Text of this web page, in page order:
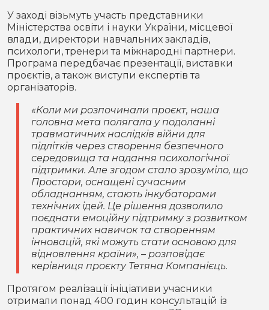
У заході візьмуть участь представники
Міністерства освіти і науки України, місцевої
влади, директори навчальних закладів,
психологи, тренери та міжнародні партнери.
Програма передбачає презентації, виставки
проєктів, а також виступи експертів та
організаторів.
«Коли ми розпочинали проєкт, наша
головна мета полягала у подоланні
травматичних наслідків війни для
підлітків через створення безпечного
середовища та надання психологічної
підтримки. Але згодом стало зрозуміло, що
Простори, оснащені сучасним
обладнанням, стають інкубаторами
технічних ідей. Це рішення дозволило
поєднати емоційну підтримку з розвитком
практичних навичок та створенням
інновацій, які можуть стати основою для
відновлення країни», – розповідає
керівниця проєкту Тетяна Компанієць.
Протягом реалізації ініціативи учасники
отримали понад 400 годин консультацій із